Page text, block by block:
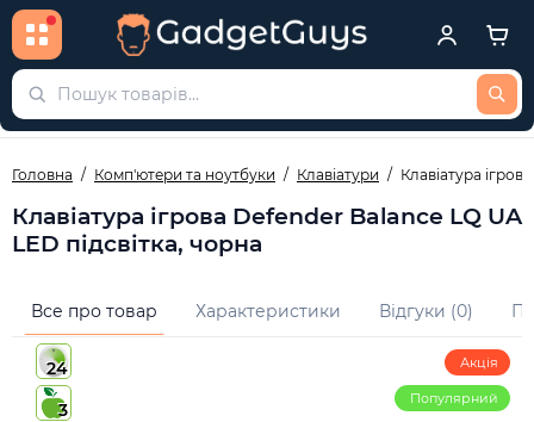
Головна Комп'ютери та ноутбуки Клавіатури Клавіатура
Клавіатура ігрова Defender Balance LQ UA
LED підсвітка, чорна
Все про товар Характеристики Відгуки (0)
24
3
Акція
Популярний